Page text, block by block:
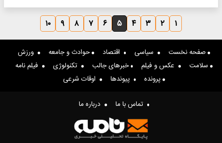
۱ ۲ ۳ ۴ ۵ ۶ ۷ ۸ ۹ ۱۰
صفحه نخست سیاسی اقتصاد حوادث و جامعه
ورزش
سلامت
عکس و فیلم خبرهای جالب تکنولوژی
فیلم نامه
پرونده
پیوندها اوقات شرعی
تماس با ما درباره ما